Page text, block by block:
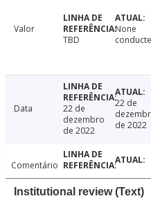
Valor
TBD
None
Data
22 de
dezembro
de 2022
22 de
de 2022
Comentário
Institutional review (Text)